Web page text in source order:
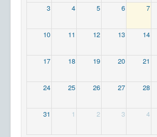
3 4 5 6 7
10 11 12 13 14
17 18 19 20 21
24 25 26 27 28
31 1 2 3 4